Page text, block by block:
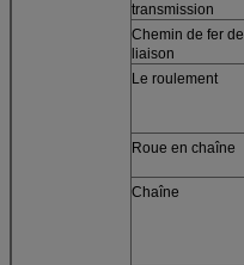
transmission
Chemin de fer de
liaison
Le roulement
Roue en chaîne
Chaîne